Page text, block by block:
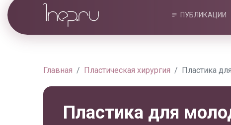
ПУБЛИКАЦИИ
Главная Пластическая хирургия Пластика
Пластика для